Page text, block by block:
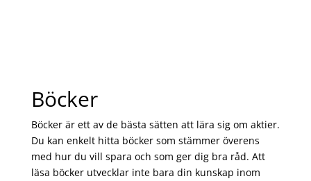
Böcker
Böcker är ett av de bästa sätten att lära sig om aktier.
Du kan enkelt hitta böcker som stämmer överens
med hur du vill spara och som ger dig bra råd. Att
läsa böcker utvecklar inte bara din kunskap inom